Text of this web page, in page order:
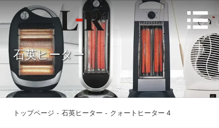

石英ヒーター
トップページ - 石英ヒーター - クォートヒーター 4